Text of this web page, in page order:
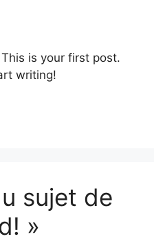
is your first post.
writing!
sujet de
»